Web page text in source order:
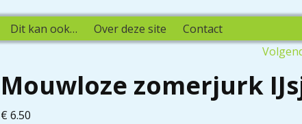
Dit kan ook… Over deze site
Contact
Mouwloze zomerjurk
€ 6.50